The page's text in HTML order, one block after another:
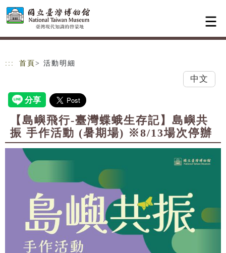
跳到主要內容
網站導覽
::: 首頁 > 活動明細
中文
【島嶼飛行-臺灣蝶蛾生存記】島嶼共
振 手作活動 (暑期場) ※8/13場次停辦